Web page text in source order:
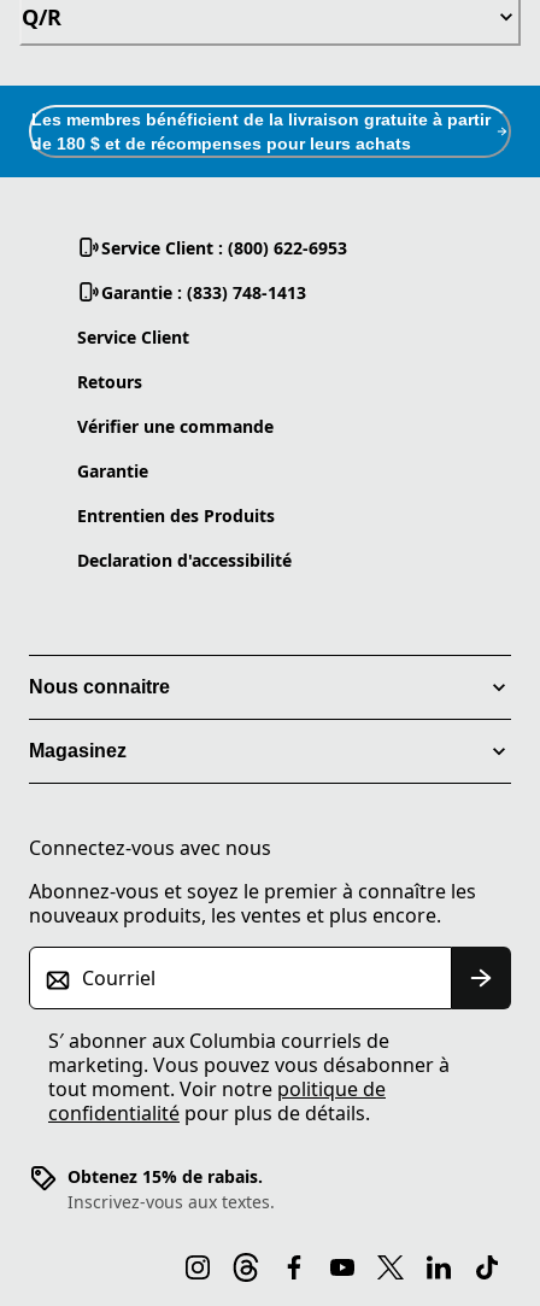
Q/R
Les membres bénéficient de la livraison gratuite à partir
de 180 $ et de récompenses pour leurs achats
Service Client : (800) 622-6953
Garantie : (833) 748-1413
Service Client
Retours
Vérifier une commande
Garantie
Entrentien des Produits
Declaration d'accessibilité
Nous connaitre
Magasinez
Connectez-vous avec nous
Abonnez-vous et soyez le premier à connaître les
nouveaux produits, les ventes et plus encore.
Courriel
S′ abonner aux Columbia courriels de
marketing. Vous pouvez vous désabonner à
tout moment. Voir notre politique de
confidentialité pour plus de détails.
Obtenez 15% de rabais.
Inscrivez-vous aux textes.